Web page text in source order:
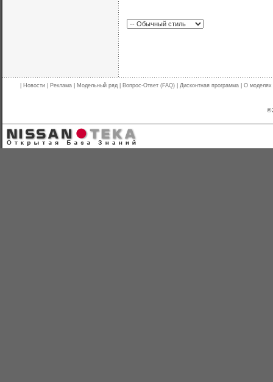
Новости Реклама Модельный ряд Вопрос-Ответ (FAQ) Дисконтная программа О моделях
©